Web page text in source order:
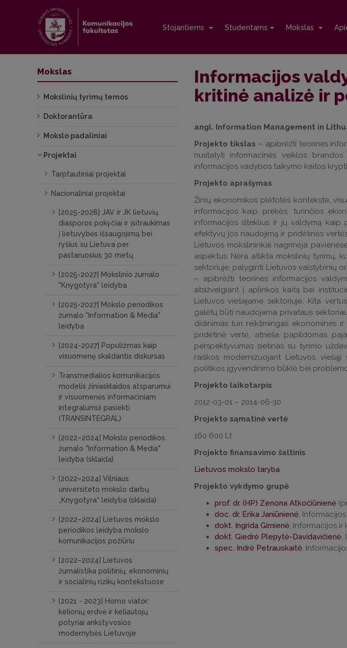
Stojantiems Studentams Mokslas
Informacijos
kritinė analizė ir
angl. Information Management in
Projekto tikslas – apibrėžti teorines
nustatyti informacinės veiklos
informacijos vadybos taikymo kaitos
Projekto aprašymas
Žinių ekonomikos plėtotės kontekste,
informacijos kaip prekės, turinčios
informacijos išteklius ir jų valdymą kaip
efektyvų jos naudojimą ir pridėtinės
Lietuvos mokslininkai nagrinėja
aspektus. Nėra atlikta mokslinių tyrimų,
sektoriuje, palyginti Lietuvos valstybinių
– apibrėžti teorines informacijos
atsižvelgiant į aplinkos kaitą bei
Lietuvos viešajame sektoriuje. Kita
galėtų būti naudojama privataus
didinimas turi reikšmingas ekonomines
pridėtinė vertė, atneša papildomas
perspektyvumas sietinas su tyrimo
raiškos modernizuojant Lietuvos
politikos įgyvendinimo būklė bei
Projekto laikotarpis
2012-03-01 – 2014-06-30
Projekto sąmatinė vertė
160 600 Lt
Projekto finansavimo šaltinis
Lietuvos mokslo taryba
Projekto vykdymo grupė
prof. dr. (HP) Zenona Atkočiūnienė
doc. dr. Erika Janiūnienė,
dokt. Ingrida Girnienė, Informacijos ir
dokt. Giedrė Plepytė-Davidavičienė,
spec. Indrė Petrauskaitė,
Mokslas
Mokslinių tyrimų temos
Doktorantūra
Mokslo padaliniai
Projektai
Tarptautiniai projektai
Nacionaliniai projektai
[2025-2028] JAV ir JK lietuvių
diasporos pokyčiai ir įsitraukimas
į lietuvybės išsaugojimą bei
ryšius su Lietuva per
pastaruosius 30 metų
[2025-2027] Mokslinio žurnalo
"Knygotyra" leidyba
[2025-2027] Mokslo periodikos
žurnalo "Information & Media"
leidyba
[2024-2027] Populizmas kaip
visuomenę skaldantis diskursas
Transmedialios komunikacijos
modelis žiniasklaidos atsparumui
ir visuomenės informaciniam
integralumui pasiekti
(TRANSINTEGRAL)
[2022–2024] Mokslo periodikos
žurnalo "Information & Media"
leidyba (sklaida)
[2022–2024] Vilniaus
universiteto mokslo darbų
„Knygotyra“ leidyba (sklaida)
[2022–2024] Lietuvos mokslo
periodikos leidyba mokslo
komunikacijos požiūriu
[2022–2024] Lietuvos
žurnalistika politinių, ekonominių
ir socialinių rizikų kontekstuose
[2021 - 2023] Homo viator:
kelionių erdvė ir keliautojų
potyriai ankstyvosios
modernybės Lietuvoje